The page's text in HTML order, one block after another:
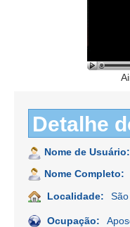
Detalhe
Nome de Usuário:
Nome Completo:
Localidade:
Ocupação: